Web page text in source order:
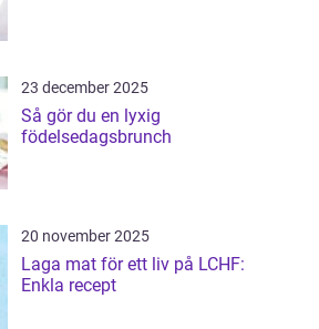
23 december 2025
Så gör du en lyxig
födelsedagsbrunch
20 november 2025
Laga mat för ett liv på LCHF:
Enkla recept